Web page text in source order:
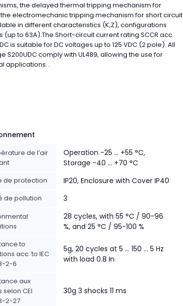
the delayed thermal tripping mechanism for
electromechanic tripping mechanism for short circuit
in different characteristics (K,Z), configurations
(up to 63A).The Short-circuit current rating SCCR acc.
is suitable for DC voltages up to 125 VDC (2 pole). All
S200UDC comply with UL489, allowing the use for
applications. .
de l’air
Operation -25 ... +55 °C,
Storage -40 ... +70 °C
de protection IP20, Enclosure with Cover IP40
de pollution 3
28 cycles, with 55 °C / 90-96
%, and 25 °C / 95-100 %
to
acc. to IEC
2-6
5g, 20 cycles at 5 ... 150 ... 5 Hz
with load 0.8 In
aux
selon CEI
2-27
30g 3 shocks 11 ms